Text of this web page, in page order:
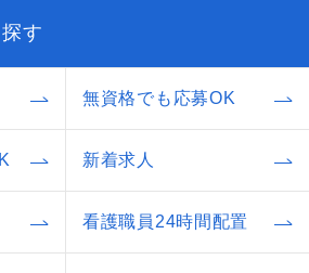
す
無資格でも応募OK
新着求人
看護職員24時間配置